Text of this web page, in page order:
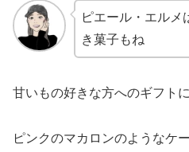
ピエール・エルメ
き菓子もね
甘いもの好きな方へのギフト
ピンクのマカロンのようなケ